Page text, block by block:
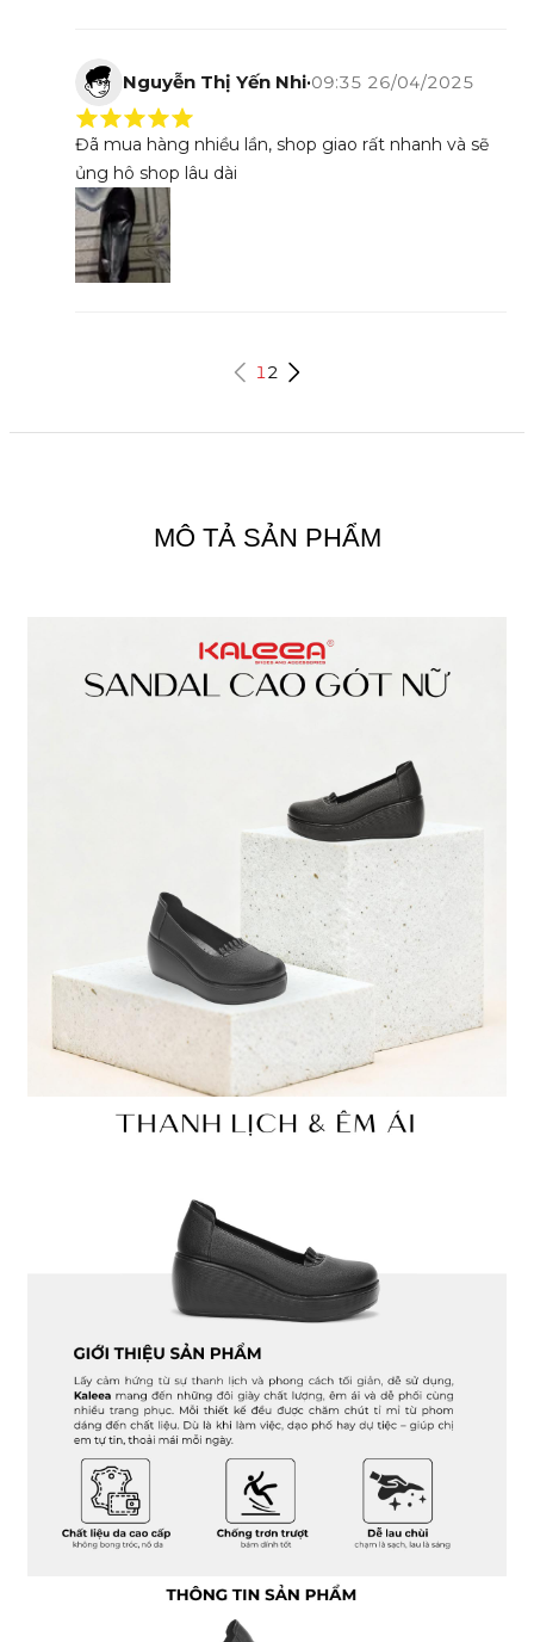
Nguyễn Thị Yến Nhi•09:35 26/04/2025
Đã mua hàng nhiều lần, shop giao rất nhanh và sẽ
ủng hô shop lâu dài
12
MÔ TẢ SẢN PHẨM